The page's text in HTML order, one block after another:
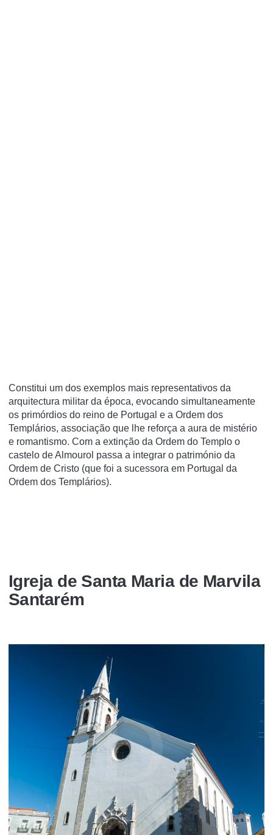
Constitui um dos exemplos mais representativos da
arquitectura militar da época, evocando simultaneamente
os primórdios do reino de Portugal e a Ordem dos
Templários, associação que lhe reforça a aura de mistério
e romantismo. Com a extinção da Ordem do Templo o
castelo de Almourol passa a integrar o património da
Ordem de Cristo (que foi a sucessora em Portugal da
Ordem dos Templários).
Igreja de Santa Maria de Marvila
Santarém